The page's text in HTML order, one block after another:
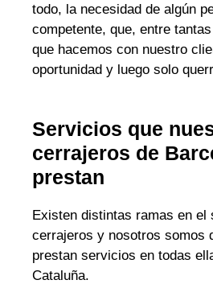
todo, la necesidad de algún
competente, que, entre
que hacemos con nuestro
oportunidad y luego solo
Servicios que
cerrajeros de
prestan
Existen distintas ramas en el
cerrajeros y nosotros somos
prestan servicios en todas
Cataluña.